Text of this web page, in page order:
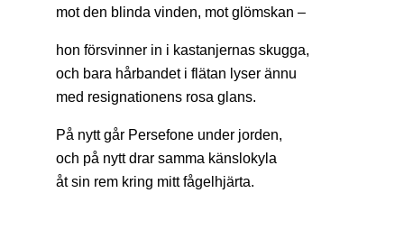
mot den blinda vinden, mot glömskan –
hon försvinner in i kastanjernas skugga,
och bara hårbandet i flätan lyser ännu
med resignationens rosa glans.
På nytt går Persefone under jorden,
och på nytt drar samma känslokyla
åt sin rem kring mitt fågelhjärta.